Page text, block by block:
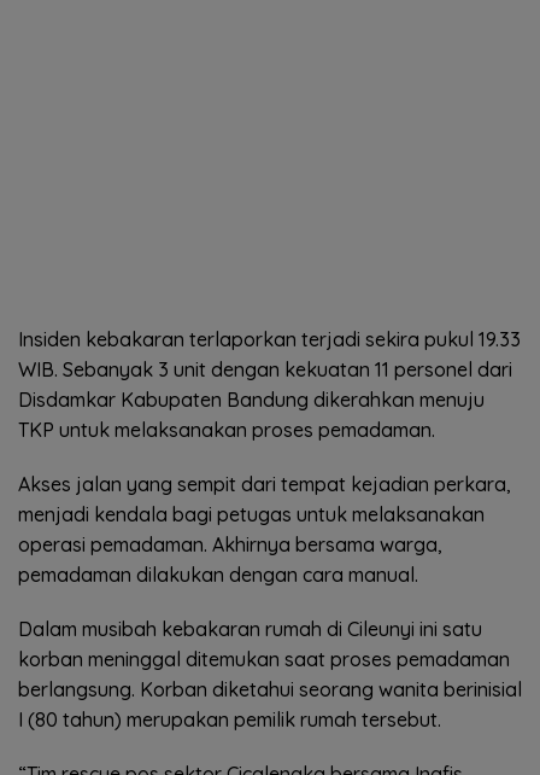
Insiden kebakaran terlaporkan terjadi sekira pukul 19.33
WIB. Sebanyak 3 unit dengan kekuatan 11 personel dari
Disdamkar Kabupaten Bandung dikerahkan menuju
TKP untuk melaksanakan proses pemadaman.
Akses jalan yang sempit dari tempat kejadian perkara,
menjadi kendala bagi petugas untuk melaksanakan
operasi pemadaman. Akhirnya bersama warga,
pemadaman dilakukan dengan cara manual.
Dalam musibah kebakaran rumah di Cileunyi ini satu
korban meninggal ditemukan saat proses pemadaman
berlangsung. Korban diketahui seorang wanita berinisial
I (80 tahun) merupakan pemilik rumah tersebut.